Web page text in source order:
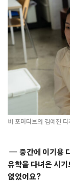
비 포머티브의 김예진 디
중간에 이기용
유학을 다녀온 시
없었어요?